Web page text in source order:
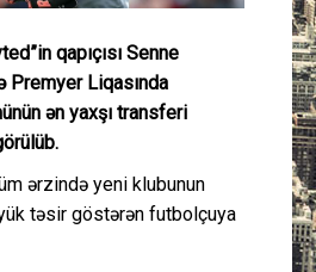
Gündəm
Peşə etikası
qapıçısı Senne
Premyer Liqasında
ən yaxşı transferi
ərzində yeni klubunun
təsir göstərən futbolçuya